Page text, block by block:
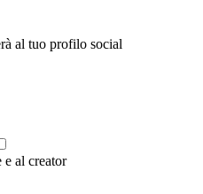
al tuo profilo social
e al creator